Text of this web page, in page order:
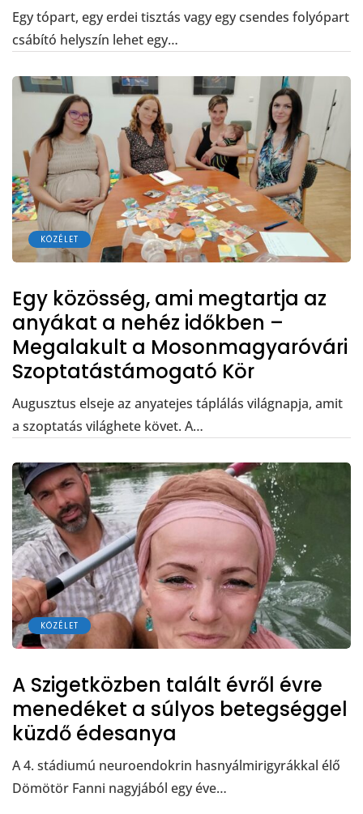
Egy tópart, egy erdei tisztás vagy egy csendes folyópart
csábító helyszín lehet egy…
KÖZÉLET
Egy közösség, ami megtartja az
anyákat a nehéz időkben –
Megalakult a Mosonmagyaróvári
Szoptatástámogató Kör
Augusztus elseje az anyatejes táplálás világnapja, amit
a szoptatás világhete követ. A…
KÖZÉLET
A Szigetközben talált évről évre
menedéket a súlyos betegséggel
küzdő édesanya
A 4. stádiumú neuroendokrin hasnyálmirigyrákkal élő
Dömötör Fanni nagyjából egy éve…